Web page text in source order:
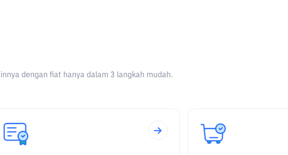
dengan fiat hanya dalam 3 langkah mudah.